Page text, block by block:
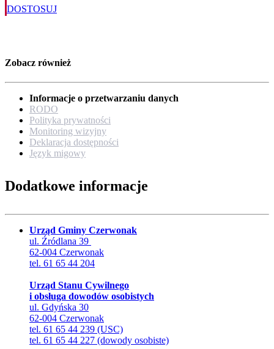
DOSTOSUJ
Zobacz również
Informacje o przetwarzaniu danych
RODO
Polityka prywatności
Monitoring wizyjny
Deklaracja dostępności
Język migowy
Dodatkowe informacje
Urząd Gminy Czerwonak
ul. Źródlana 39
62-004 Czerwonak
tel. 61 65 44 204
Urząd Stanu Cywilnego
i obsługa dowodów osobistych
ul. Gdyńska 30
62-004 Czerwonak
tel. 61 65 44 239 (USC)
tel. 61 65 44 227 (dowody osobiste)